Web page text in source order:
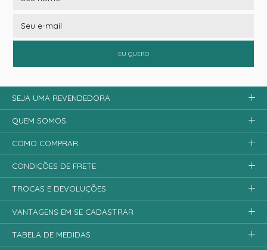
EU QUERO
SEJA UMA REVENDEDORA
QUEM SOMOS
COMO COMPRAR
CONDIÇÕES DE FRETE
TROCAS E DEVOLUÇÕES
VANTAGENS EM SE CADASTRAR
TABELA DE MEDIDAS